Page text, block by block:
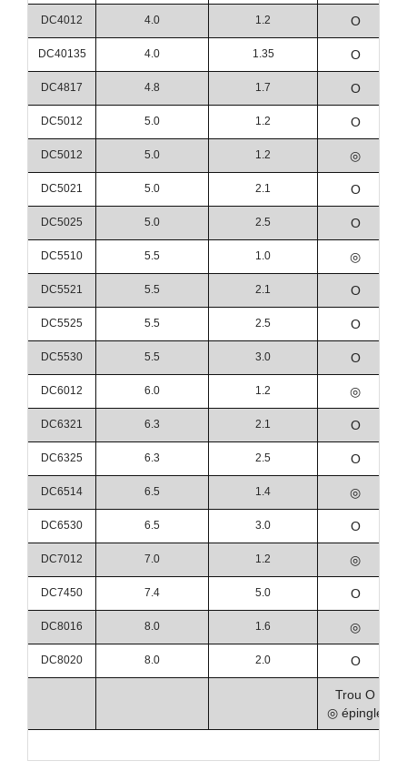
DC4012 4.0 1.2 O
DC40135 4.0 1.35 O
DC4817 4.8 1.7 O
DC5012 5.0 1.2 O
DC5012 5.0 1.2 ◎
DC5021 5.0 2.1 O
DC5025 5.0 2.5 O
DC5510 5.5 1.0 ◎
DC5521 5.5 2.1 O
DC5525 5.5 2.5 O
DC5530 5.5 3.0 O
DC6012 6.0 1.2 ◎
DC6321 6.3 2.1 O
DC6325 6.3 2.5 O
DC6514 6.5 1.4 ◎
DC6530 6.5 3.0 O
DC7012 7.0 1.2 ◎
DC7450 7.4 5.0 O
DC8016 8.0 1.6 ◎
DC8020 8.0 2.0 O
Trou O
◎ épingle